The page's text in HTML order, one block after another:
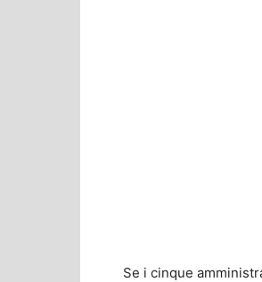
Se i cinque